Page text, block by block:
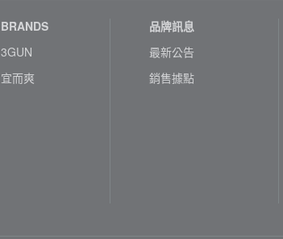
BRANDS
3GUN
宜而爽
品牌訊息
最新公告
銷售據點